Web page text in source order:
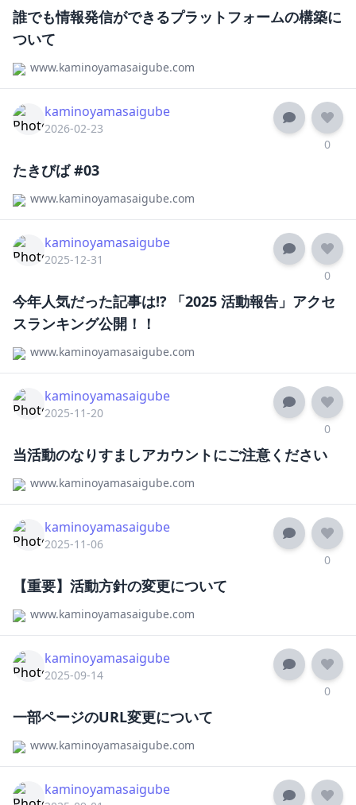
誰でも情報発信ができるプラットフォームの構築に
ついて
www.kaminoyamasaigube.com
kaminoyamasaigube
2026-02-23
0
たきびば #03
www.kaminoyamasaigube.com
kaminoyamasaigube
2025-12-31
0
今年人気だった記事は!? 「2025 活動報告」アクセ
スランキング公開！！
www.kaminoyamasaigube.com
kaminoyamasaigube
2025-11-20
0
当活動のなりすましアカウントにご注意ください
www.kaminoyamasaigube.com
kaminoyamasaigube
2025-11-06
0
【重要】活動方針の変更について
www.kaminoyamasaigube.com
kaminoyamasaigube
2025-09-14
0
一部ページのURL変更について
www.kaminoyamasaigube.com
kaminoyamasaigube